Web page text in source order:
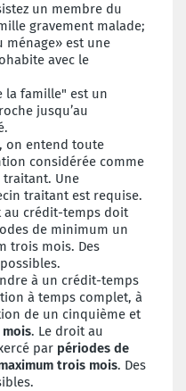
un membre du
gravement malade;
ménage» est une
avec le
la famille" est un
jusqu’au
on entend toute
considérée comme
Une
traitant est requise.
au crédit-temps doit
de minimum un
trois mois. Des
à un crédit-temps
à temps complet, à
de un cinquième et
mois. Le droit au
par périodes de
trois mois. Des